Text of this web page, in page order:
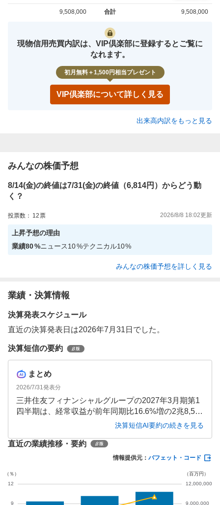
合計
9,508,000 9,508,000
現物信用売買内訳は、VIP倶楽部に登録するとご覧に
なれます。
初月無料＋1,500円相当プレゼント
VIP倶楽部について詳しく見る
出来高内訳をもっと見る
みんなの株価予想
8/14(金)の終値は7/31(金)の終値（6,814円）からどう動
く？
投票数： 12票 2026/8/8 18:02更新
上昇予想の理由
業績80%ニュース10%テクニカル10%
みんなの株価予想を詳しく見る
業績・決算情報
決算発表スケジュール
直近の決算発表日は2026年7月31日でした。
決算短信の要約
まとめ
2026/7/31発表分
三井住友フィナンシャルグループの2027年3月期第1
四半期は、経常収益が前年同期比16.6%増の2兆8,504
億円、経常利益が43.4%増の6,931億円、最終利益が3
た。通期純利益予想は1兆7,000億円（前期比7.4%
決算短信AI要約の続きを見る
直近の業績推移・要約
情報提供元： バフェット・コード